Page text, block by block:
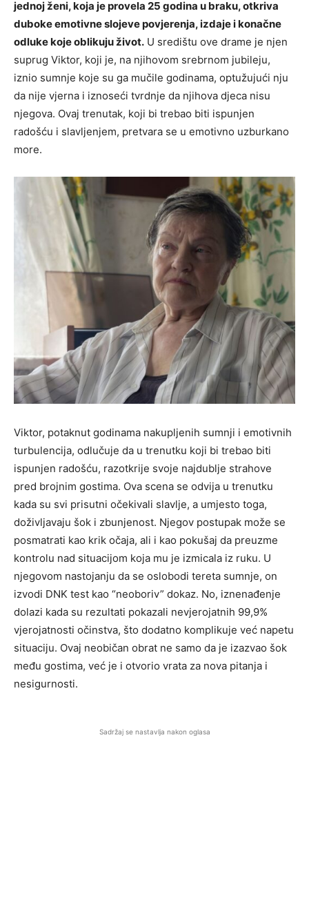
jednoj ženi, koja je provela 25 godina u braku, otkriva
duboke emotivne slojeve povjerenja, izdaje i konačne
odluke koje oblikuju život. U središtu ove drame je njen
suprug Viktor, koji je, na njihovom srebrnom jubileju,
iznio sumnje koje su ga mučile godinama, optužujući nju
da nije vjerna i iznoseći tvrdnje da njihova djeca nisu
njegova. Ovaj trenutak, koji bi trebao biti ispunjen
radošću i slavljenjem, pretvara se u emotivno uzburkano
more.
Viktor, potaknut godinama nakupljenih sumnji i emotivnih
turbulencija, odlučuje da u trenutku koji bi trebao biti
ispunjen radošću, razotkrije svoje najdublje strahove
pred brojnim gostima. Ova scena se odvija u trenutku
kada su svi prisutni očekivali slavlje, a umjesto toga,
doživljavaju šok i zbunjenost. Njegov postupak može se
posmatrati kao krik očaja, ali i kao pokušaj da preuzme
kontrolu nad situacijom koja mu je izmicala iz ruku. U
njegovom nastojanju da se oslobodi tereta sumnje, on
izvodi DNK test kao “neoboriv” dokaz. No, iznenađenje
dolazi kada su rezultati pokazali nevjerojatnih 99,9%
vjerojatnosti očinstva, što dodatno komplikuje već napetu
situaciju. Ovaj neobičan obrat ne samo da je izazvao šok
među gostima, već je i otvorio vrata za nova pitanja i
nesigurnosti.
Sadržaj se nastavlja nakon oglasa